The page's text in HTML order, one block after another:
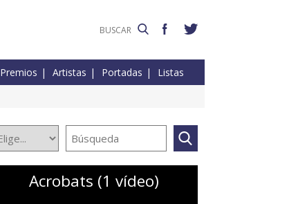
Premios Artistas Portadas Listas
Acrobats (1 vídeo)